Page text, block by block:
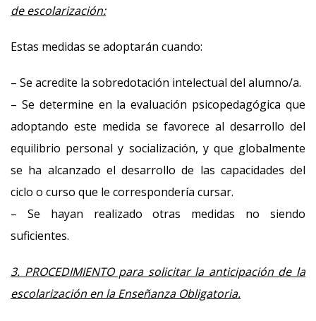
de escolarización:
Estas medidas se adoptarán cuando:
– Se acredite la sobredotación intelectual del alumno/a.
– Se determine en la evaluación psicopedagógica que
adoptando este medida se favorece al desarrollo del
equilibrio personal y socialización, y que globalmente
se ha alcanzado el desarrollo de las capacidades del
ciclo o curso que le correspondería cursar.
– Se hayan realizado otras medidas no siendo
suficientes.
3. PROCEDIMIENTO para solicitar la anticipación de la
escolarización en la Enseñanza Obligatoria.